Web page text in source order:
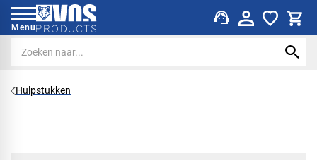
Menu support_agent
Hulpstukken